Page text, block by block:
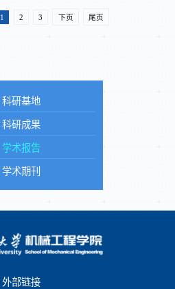
1 2 3 下页 尾页
科研基地
科研成果
学术报告
学术期刊
外部链接